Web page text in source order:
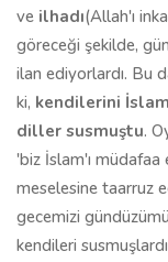
ve ilhadı(Allah'ı
göreceği şekilde,
ilan ediyorlardı. Bu
ki, kendilerini
diller susmuştu.
'biz İslam'ı müdafaa
meselesine taarruz
gecemizi
kendileri